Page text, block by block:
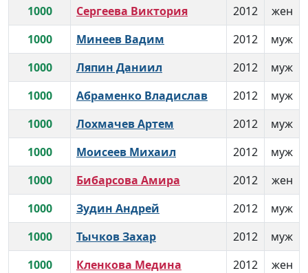
1000
Сергеева Виктория 2012
жен
1000
Минеев Вадим 2012
муж
1000
Ляпин Даниил 2012
муж
1000
Абраменко Владислав 2012
муж
1000
Лохмачев Артем 2012
муж
1000
Моисеев Михаил 2012
муж
1000
Бибарсова Амира 2012
жен
1000
Зудин Андрей 2012
муж
1000
Тычков Захар 2012
муж
1000
Кленкова Медина 2012
жен